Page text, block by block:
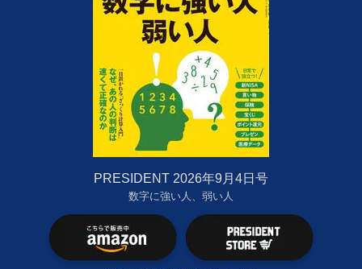
PRESIDENT 2026年9月4日号
数字に強い人、弱い人